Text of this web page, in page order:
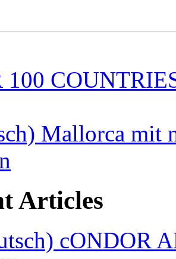
100
Mallorca mit
Articles
cONDOR